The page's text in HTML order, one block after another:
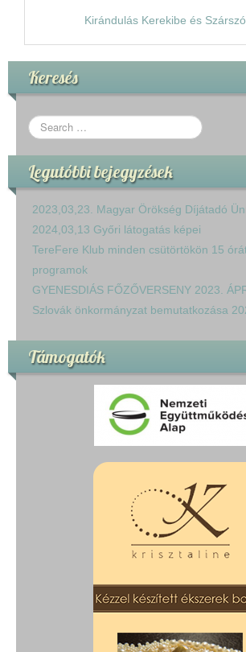
Kirándulás Kerekibe és
Keresés
Legutóbbi bejegyzések
2023,03,23. Magyar Örökség Díjátadó
2024,03,13 Győri látogatás képei
TereFere Klub minden csütörtökön 15
programok
GYENESDIÁS FŐZŐVERSENY 2023.
Szlovák önkormányzat bemutatkozása
Támogatók